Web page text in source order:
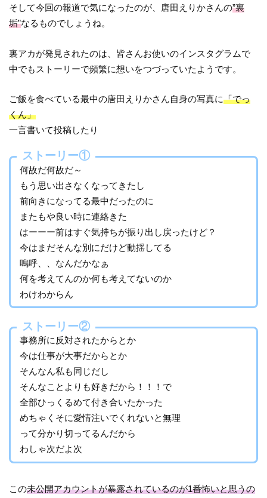
そして今回の報道で気になったのが、唐田えりかさんの”裏
垢”なるものでしょうね。
裏アカが発見されたのは、皆さんお使いのインスタグラムで
中でもストーリーで頻繁に想いをつづっていたようです。
ご飯を食べている最中の唐田えりかさん自身の写真に「でっ
くん」
一言書いて投稿したり
ストーリー①
何故だ何故だ～
もう思い出さなくなってきたし
前向きになってる最中だったのに
またもや良い時に連絡きた
はーーー前はすぐ気持ちが振り出し戻ったけど？
今はまだそんな別にだけど動揺してる
嗚呼、、なんだかなぁ
何を考えてんのか何も考えてないのか
わけわからん
ストーリー②
事務所に反対されたからとか
今は仕事が大事だからとか
そんなん私も同じだし
そんなことよりも好きだから！！！で
全部ひっくるめて付き合いたかった
めちゃくそに愛情注いでくれないと無理
って分かり切ってるんだから
わしゃ次だよ次
この未公開アカウントが暴露されているのが1番怖いと思うの